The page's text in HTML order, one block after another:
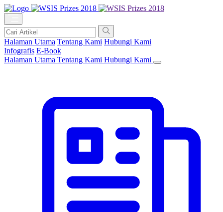
Halaman Utama Tentang Kami Hubungi Kami
Infografis E-Book
Halaman Utama Tentang Kami Hubungi Kami